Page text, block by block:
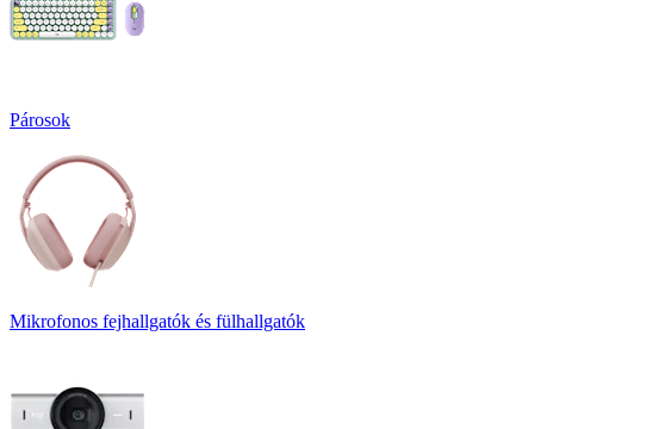
Párosok
Mikrofonos fejhallgatók és fülhallgatók